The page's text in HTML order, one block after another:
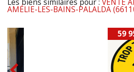
Les biens similaires pour : VENTE
AMÉLIE-LES-BAINS-PALALDA